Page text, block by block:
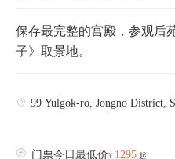
保存最完整的宫殿，参观后
子》取景地。
 99 Yulgok-ro, Jongno District,
 门票今日最低价¥ 1295 起